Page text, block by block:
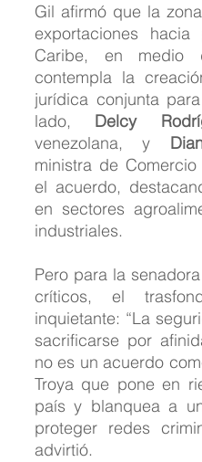
Gil afirmó que la
exportaciones
Caribe, en medio
contempla la
jurídica conjunta
lado, Delcy
venezolana, y
ministra de
el acuerdo,
en sectores
industriales.
Pero para la
críticos, el
inquietante: “La
sacrificarse por
no es un acuerdo
Troya que pone en
país y blanquea a
proteger redes
advirtió.